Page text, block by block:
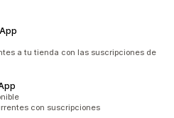
a tu tienda con las suscripciones de
con suscripciones